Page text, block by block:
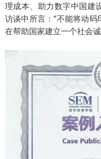
理成本、助力数字中国建
访谈中所言：“不能将动
在帮助国家建立一个社会